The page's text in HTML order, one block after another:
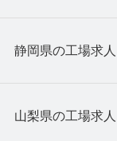
静岡県の工場求人
山梨県の工場求人